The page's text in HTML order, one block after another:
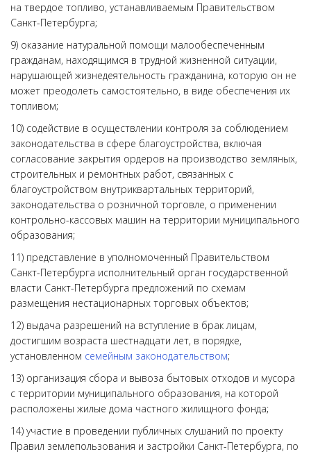
на твердое топливо, устанавливаемым Правительством
Санкт-Петербурга;
9) оказание натуральной помощи малообеспеченным
гражданам, находящимся в трудной жизненной ситуации,
нарушающей жизнедеятельность гражданина, которую он не
может преодолеть самостоятельно, в виде обеспечения их
топливом;
10) содействие в осуществлении контроля за соблюдением
законодательства в сфере благоустройства, включая
согласование закрытия ордеров на производство земляных,
строительных и ремонтных работ, связанных с
благоустройством внутриквартальных территорий,
законодательства о розничной торговле, о применении
контрольно-кассовых машин на территории муниципального
образования;
11) представление в уполномоченный Правительством
Санкт-Петербурга исполнительный орган государственной
власти Санкт-Петербурга предложений по схемам
размещения нестационарных торговых объектов;
12) выдача разрешений на вступление в брак лицам,
достигшим возраста шестнадцати лет, в порядке,
установленном семейным законодательством;
13) организация сбора и вывоза бытовых отходов и мусора
с территории муниципального образования, на которой
расположены жилые дома частного жилищного фонда;
14) участие в проведении публичных слушаний по проекту
Правил землепользования и застройки Санкт-Петербурга, по